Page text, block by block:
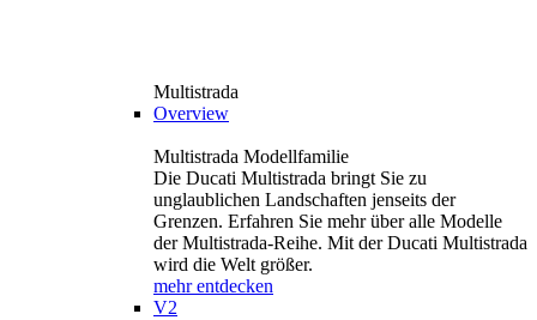
Multistrada
Overview
Multistrada Modellfamilie
Die Ducati Multistrada bringt Sie zu
unglaublichen Landschaften jenseits der
Grenzen. Erfahren Sie mehr über alle Modelle
der Multistrada-Reihe. Mit der Ducati Multistrada
wird die Welt größer.
mehr entdecken
V2